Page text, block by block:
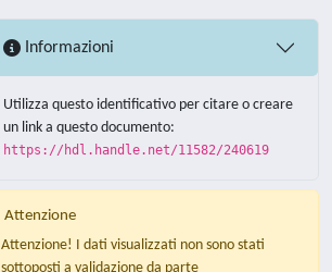
Informazioni
Utilizza questo identificativo per citare o creare
un link a questo documento:
https://hdl.handle.net/11582/240619
Attenzione
Attenzione! I dati visualizzati non sono stati
sottoposti a validazione da parte